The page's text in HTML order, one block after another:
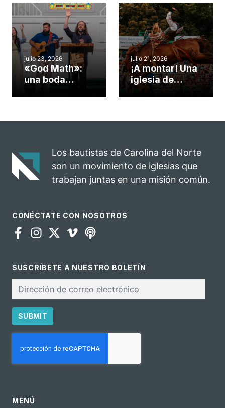
Cary se
convirtió en un
insólito campo
misionero te
cuento
obra de Dios
durante la
Semana
ServeNC
julio 23, 2026
«God Math»:
una boda
celebra el
julio 21, 2026
¡A montar! Una
iglesia de
rodeo anual en
para el
ministerio
Los bautistas de Carolina del Norte
son un movimiento de iglesias que
trabajan juntas en una misión común.
CONÉCTATE CON NOSOTROS
SUSCRÍBETE A NUESTRO BOLETÍN
electrónico
SUBMIT
MENÚ